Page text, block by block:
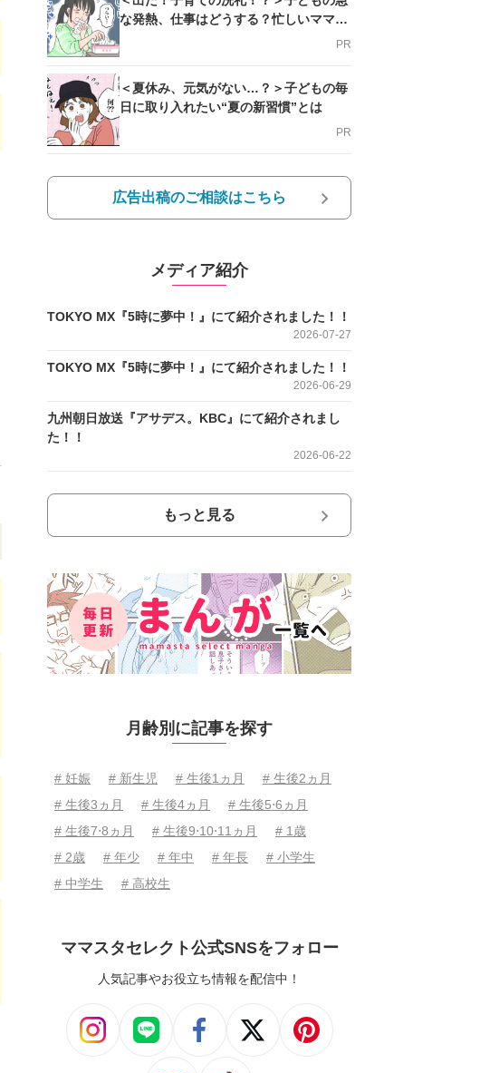
な発熱、仕事はどうする？忙しいママを
PR
＜夏休み、元気がない…？＞子どもの毎
日に取り入れたい“夏の新習慣”とは
PR
広告出稿のご相談はこちら
メディア紹介
TOKYO MX『5時に夢中！』にて紹介されました！！
2026-07-27
TOKYO MX『5時に夢中！』にて紹介されました！！
2026-06-29
九州朝日放送『アサデス。KBC』にて紹介されまし
た！！
2026-06-22
もっと見る
月齢別に記事を探す
# 妊娠 # 新生児 # 生後1ヵ月
# 生後2ヵ月
# 生後3ヵ月
# 生後4ヵ月
# 生後5⋅6ヵ月
# 生後7⋅8ヵ月
# 生後9⋅10⋅11ヵ月
# 1歳
# 2歳
# 年少 # 年中 # 年長
# 小学生
# 中学生
# 高校生
ママスタセレクト公式SNSをフォロー
人気記事やお役立ち情報を配信中！